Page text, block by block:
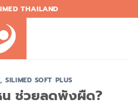
THAILAND
,SILIMED SOFT PLUS
น ช่วยลดพังผืด?